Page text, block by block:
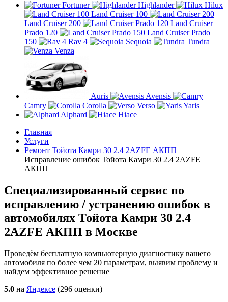
Fortuner Highlander
Hilux
Land Cruiser 100
Land Cruiser 200
Land Cruiser
Prado 120
Land Cruiser Prado
150
Rav 4 Sequoia
Tundra
Venza
Auris
Avensis
Camry
Corolla Verso
Yaris
Alphard
Hiace
Главная
Услуги
Ремонт Тойота Камри 30 2.4 2AZFE АКПП
Исправление ошибок Тойота Камри 30 2.4 2AZFE
АКПП
Специализированный сервис по
исправлению / устранению ошибок в
автомобилях Тойота Камри 30 2.4
2AZFE АКПП в Москве
Проведём бесплатную компьютерную диагностику вашего
автомобиля по более чем 20 параметрам, выявим проблему и
найдем эффективное решение
5.0 на Яндексе (296 оценки)